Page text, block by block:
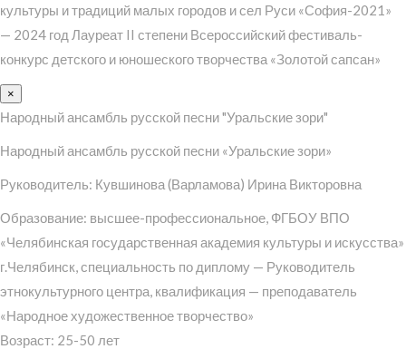
культуры и традиций малых городов и сел Руси «София-2021»
— 2024 год Лауреат II степени Всероссийский фестиваль-
конкурс детского и юношеского творчества «Золотой сапсан»
×
Народный ансамбль русской песни "Уральские зори"
Народный ансамбль русской песни «Уральские зори»
Руководитель: Кувшинова (Варламова) Ирина Викторовна
Образование: высшее-профессиональное, ФГБОУ ВПО
«Челябинская государственная академия культуры и искусства»
г.Челябинск, специальность по диплому — Руководитель
этнокультурного центра, квалификация — преподаватель
«Народное художественное творчество»
Возраст: 25-50 лет